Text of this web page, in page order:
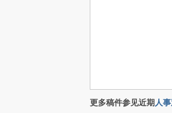
更多稿件参见近期人